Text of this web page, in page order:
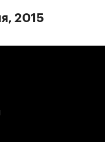
2015